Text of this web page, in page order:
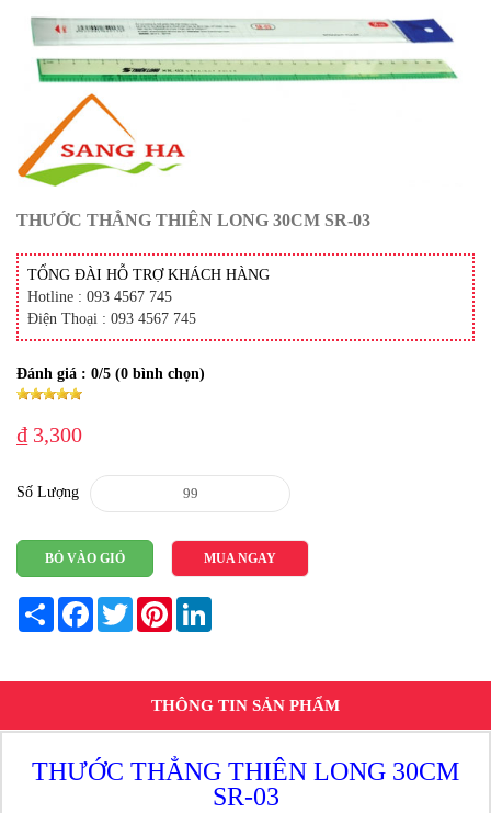
THƯỚC THẲNG THIÊN LONG 30CM SR-03
TỔNG ĐÀI HỖ TRỢ KHÁCH HÀNG
Hotline : 093 4567 745
Điện Thoại : 093 4567 745
Đánh giá : 0/5 (0 bình chọn)
₫ 3,300
Số Lượng
BỎ VÀO GIỎ MUA NGAY
Share FacebookTwitterPinterest
THÔNG TIN SẢN PHẨM
THƯỚC THẲNG THIÊN LONG 30CM
SR-03